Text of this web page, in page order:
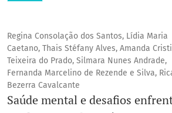
Regina Consolação dos Santos, Lídia Maria
Caetano, Thais Stéfany Alves, Amanda
Teixeira do Prado, Silmara Nunes Andrade,
Fernanda Marcelino de Rezende e Silva,
Bezerra Cavalcante
Saúde mental e desafios